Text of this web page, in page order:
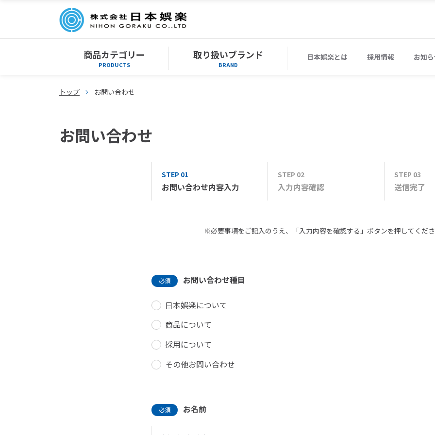
商品カテゴリー
PRODUCTS
取り扱いブランド
BRAND
日本娯楽とは 採用情報 お知
トップ お問い合わせ
お問い合わせ
STEP 01
お問い合わせ内容入力
STEP 02
入力内容確認
STEP 03
送信完了
※必要事項をご記入のうえ、「入力内容を確認する」ボタンを押してくだ
必須 お問い合わせ種目
日本娯楽について
商品について
採用について
その他お問い合わせ
必須 お名前